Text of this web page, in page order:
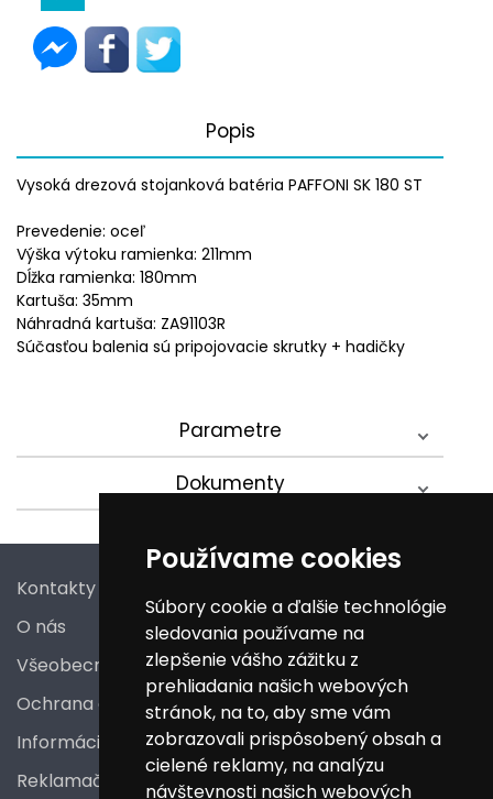
Používame cookies
Súbory cookie a ďalšie technológie
sledovania používame na
zlepšenie vášho zážitku z
prehliadania našich webových
stránok, na to, aby sme vám
zobrazovali prispôsobený obsah a
cielené reklamy, na analýzu
návštevnosti našich webových
Popis
Vysoká drezová stojanková batéria PAFFONI SK 180 ST
Prevedenie: oceľ
Výška výtoku ramienka: 211mm
Dĺžka ramienka: 180mm
Kartuša: 35mm
Náhradná kartuša: ZA91103R
Súčasťou balenia sú pripojovacie skrutky + hadičky
Parametre
Dokumenty
Kontakty
O nás
Všeobecné obchodné podmienky
Ochrana osobných údajov
Informácie a poučenia pre spotrebiteľa
Reklamačný poriadok